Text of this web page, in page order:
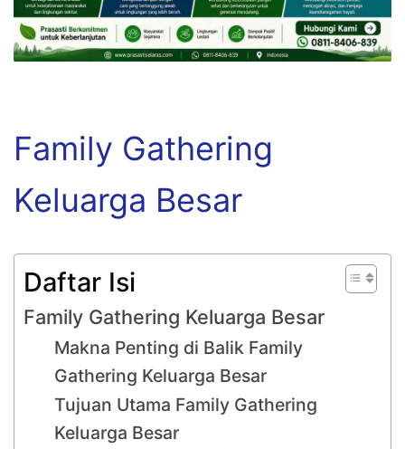
Family Gathering
Keluarga Besar
Daftar Isi
Family Gathering Keluarga Besar
Makna Penting di Balik Family
Gathering Keluarga Besar
Tujuan Utama Family Gathering
Keluarga Besar